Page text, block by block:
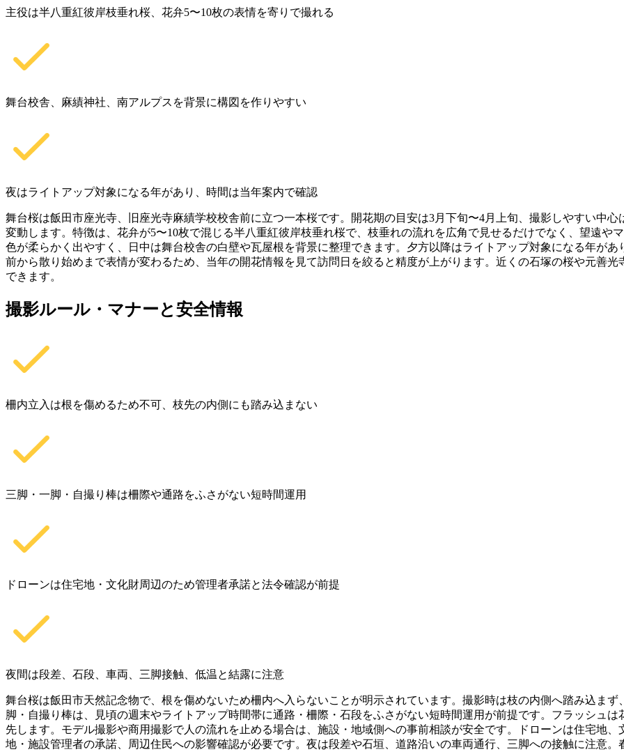
主役は半八重紅彼岸枝垂れ桜、花弁5〜10枚の表情を寄りで撮れる
舞台校舎、麻績神社、南アルプスを背景に構図を作りやすい
夜はライトアップ対象になる年があり、時間は当年案内で確認
舞台桜は飯田市座光寺、旧座光寺麻績学校校舎前に立つ一本桜です。開花期の目安は3月下旬〜4月上旬、撮影しやすい中
変動します。特徴は、花弁が5〜10枚で混じる半八重紅彼岸枝垂れ桜で、枝垂れの流れを広角で見せるだけでなく、望遠や
色が柔らかく出やすく、日中は舞台校舎の白壁や瓦屋根を背景に整理できます。夕方以降はライトアップ対象になる年が
前から散り始めまで表情が変わるため、当年の開花情報を見て訪問日を絞ると精度が上がります。近くの石塚の桜や元善
できます。
撮影ルール・マナーと安全情報
柵内立入は根を傷めるため不可、枝先の内側にも踏み込まない
三脚・一脚・自撮り棒は柵際や通路をふさがない短時間運用
ドローンは住宅地・文化財周辺のため管理者承諾と法令確認が前提
夜間は段差、石段、車両、三脚接触、低温と結露に注意
舞台桜は飯田市天然記念物で、根を傷めないため柵内へ入らないことが明示されています。撮影時は枝の内側へ踏み込ま
脚・自撮り棒は、見頃の週末やライトアップ時間帯に通路・柵際・石段をふさがない短時間運用が前提です。フラッシュ
先します。モデル撮影や商用撮影で人の流れを止める場合は、施設・地域側への事前相談が安全です。ドローンは住宅地
地・施設管理者の承諾、周辺住民への影響確認が必要です。夜は段差や石垣、道路沿いの車両通行、三脚への接触に注意